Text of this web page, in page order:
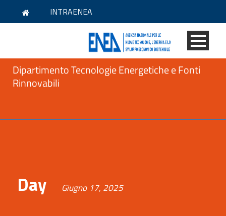
INTRAENEA
Dipartimento Tecnologie Energetiche e Fonti
Rinnovabili
Day Giugno 17, 2025